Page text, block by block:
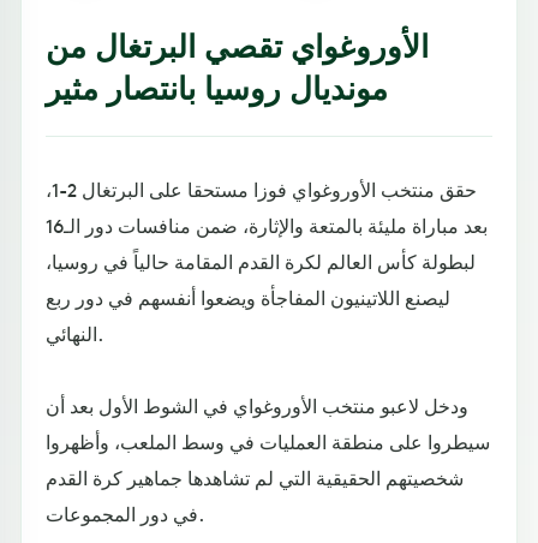
الأوروغواي تقصي البرتغال من
مونديال روسيا بانتصار مثير
حقق منتخب الأوروغواي فوزا مستحقا على البرتغال 2-1،
بعد مباراة مليئة بالمتعة والإثارة، ضمن منافسات دور الـ16
لبطولة كأس العالم لكرة القدم المقامة حالياً في روسيا،
ليصنع اللاتينيون المفاجأة ويضعوا أنفسهم في دور ربع
النهائي.
ودخل لاعبو منتخب الأوروغواي في الشوط الأول بعد أن
سيطروا على منطقة العمليات في وسط الملعب، وأظهروا
شخصيتهم الحقيقية التي لم تشاهدها جماهير كرة القدم
في دور المجموعات.